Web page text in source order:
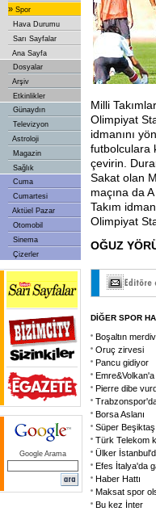
» Spor
Hava Durumu
Sarı Sayfalar
Ana Sayfa
Dosyalar
Arşiv
Etkinlikler
Günaydın
Televizyon
Astroloji
Magazin
Sağlık
Cuma
Cumartesi
Aktüel Pazar
Otomobil
Sinema
Çizerler
Google Arama
Milli
Olimpiyat
idmanını
futbolculara
çevirin.
Sakat olan
maçına da
Takım
Olimpiyat
OĞUZ
DİĞER SPOR
Boşaltın
Oruç zirvesi
Pancu gidiyor
Pierre dibe
Borsa Aslanı
Süper Beşiktaş
Türk Telekom
Ülker
Efes İtalya'da
Haber Hattı
Maksat spor
Bu kez İnter